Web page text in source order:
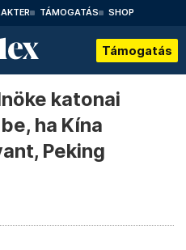
TÁMOGATÁS SHOP
Támogatás
katonai
ha Kína
Peking